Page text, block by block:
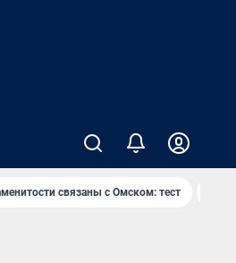
связаны с Омском: тест